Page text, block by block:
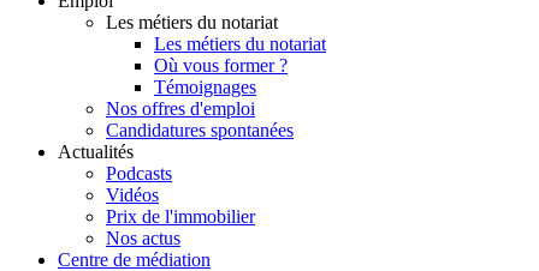
Les métiers du notariat
Les métiers du notariat
Où vous former ?
Témoignages
Nos offres d'emploi
Candidatures spontanées
Actualités
Podcasts
Vidéos
Prix de l'immobilier
Nos actus
Centre de médiation